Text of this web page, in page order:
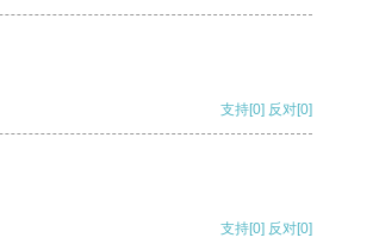
支持[0] 反对[0]
支持[0] 反对[0]